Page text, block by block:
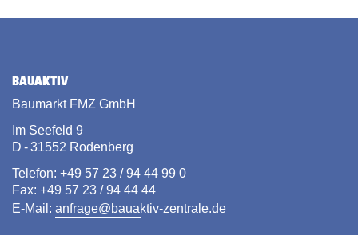
BAUAKTIV
Baumarkt FMZ GmbH
Im Seefeld 9
D - 31552 Rodenberg
Telefon: +49 57 23 / 94 44 99 0
Fax: +49 57 23 / 94 44 44
E-Mail: anfrage@bauaktiv-zentrale.de